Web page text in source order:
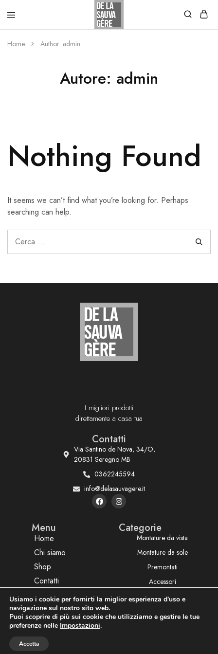
Home Author: admin
Autore: admin
Nothing Found
It seems we can’t find what you’re looking for. Perhaps
searching can help.
I migliori prodotti
direttamente a casa tua
Contatti
Via Santino de Nova, 34/O,
20831 Seregno MB
0362245594
info@delasauvagere.it
Menu
Home
Chi siamo
Shop
Contatti
Categorie
Montature da vista
Montature da sole
Premontati
Accessori
Privacy policyTermini e condizioni
Usiamo i cookie per fornirti la miglior esperienza d'uso e
navigazione sul nostro sito web.
Puoi scoprire di più sui cookie che utilizziamo e gestire le tue
preferenze nelle Impostazioni.
Accetta